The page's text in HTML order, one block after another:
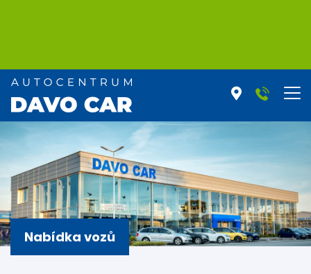
Nabídka vozů